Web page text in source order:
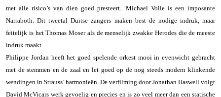
met alle risico’s van dien goed presteert.. Michael Volle is een imposante
Narraboth. Dit tweetal Duitse zangers maken best de nodige indruk, maar
feitelijk is het Thomas Moser als de menselijk zwakke Herodes die de meeste
indruk maakt.
Philippe Jordan heeft het goed spelende orkest mooi in evenwicht gebracht
met de stemmen en de zaal en let goed op de nog steeds modern klinkende
wendingen in Strauss’ harmonieën. De verfilming door Jonathan Haswell volgt
David McVicars werk gevoelig en precies en is zo veel meer dan een statische